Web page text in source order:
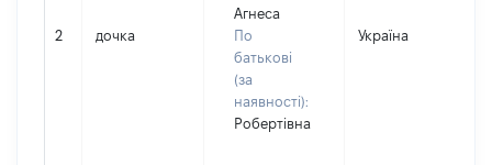
2 дочка
Агнеса
По
батькові
(за
наявності):
Робертівна
Україна